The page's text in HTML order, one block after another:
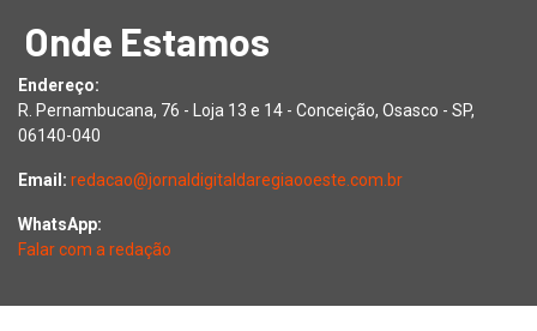
Onde Estamos
Endereço:
R. Pernambucana, 76 - Loja 13 e 14 - Conceição, Osasco - SP,
06140-040
Email: redacao@jornaldigitaldaregiaooeste.com.br
WhatsApp:
Falar com a redação